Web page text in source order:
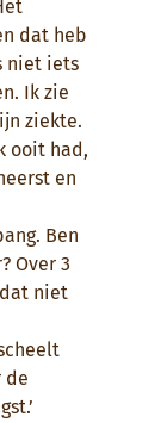
dat heb
niet iets
Ik zie
ziekte.
ooit had,
en
Ben
Over 3
niet
de